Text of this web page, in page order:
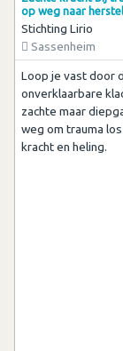
op weg naar herstel
Stichting Lirio
Sassenheim
Loop je vast door
onverklaarbare
zachte maar
weg om trauma
kracht en heling.